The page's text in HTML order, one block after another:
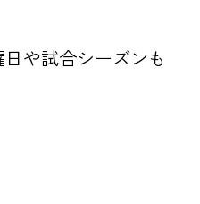
や試合シーズンも